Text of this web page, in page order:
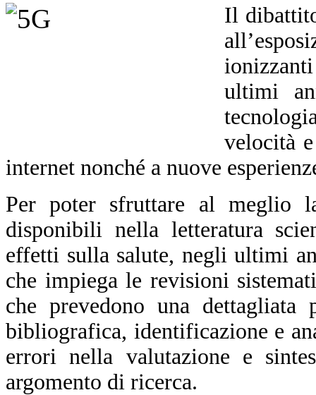
Il
ultimi
velocità
internet nonché a nuove
Per poter sfruttare al meglio
disponibili nella letteratura
effetti sulla salute, negli ultimi
che impiega le revisioni
che prevedono una dettagliata
bibliografica, identificazione e
errori nella valutazione e
argomento di ricerca.